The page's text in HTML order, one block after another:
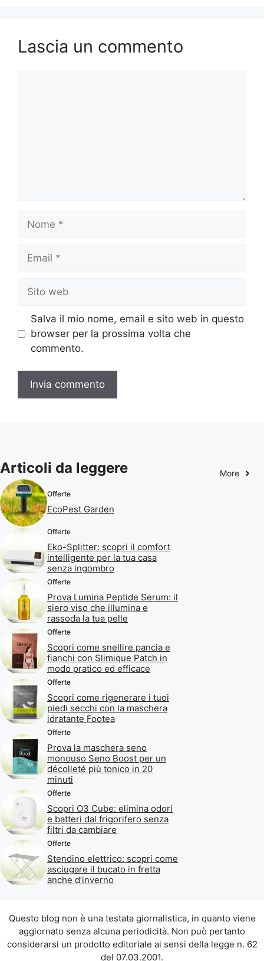
Lascia un commento
web
Salva il mio nome, email e sito web in questo
browser per la prossima volta che
commento.
Articoli da leggere More
Offerte
EcoPest Garden
Offerte
Eko-Splitter: scopri il comfort
intelligente per la tua casa
senza ingombro
Offerte
Prova Lumina Peptide Serum: il
siero viso che illumina e
rassoda la tua pelle
Offerte
Scopri come snellire pancia e
fianchi con Slimique Patch in
modo pratico ed efficace
Offerte
Scopri come rigenerare i tuoi
piedi secchi con la maschera
idratante Footea
Offerte
Prova la maschera seno
monouso Seno Boost per un
décolleté più tonico in 20
minuti
Offerte
Scopri O3 Cube: elimina odori
e batteri dal frigorifero senza
filtri da cambiare
Offerte
Stendino elettrico: scopri come
asciugare il bucato in fretta
anche d’inverno
Questo blog non è una testata giornalistica, in quanto viene
aggiornato senza alcuna periodicità. Non può pertanto
considerarsi un prodotto editoriale ai sensi della legge n. 62
del 07.03.2001.